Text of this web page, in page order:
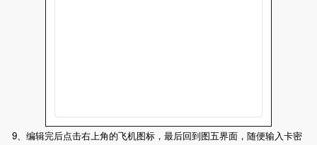
9、编辑完后点击右上角的飞机图标，最后回到图五界面，随便输入卡密